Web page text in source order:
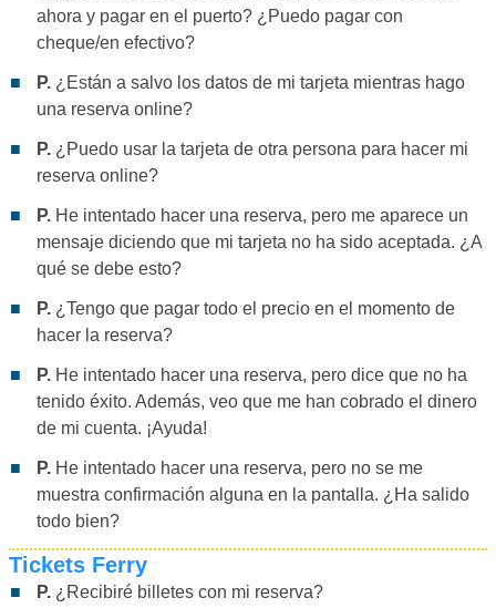
ahora y pagar en el puerto? ¿Puedo pagar con
cheque/en efectivo?
P. ¿Están a salvo los datos de mi tarjeta mientras hago
una reserva online?
P. ¿Puedo usar la tarjeta de otra persona para hacer mi
reserva online?
P. He intentado hacer una reserva, pero me aparece un
mensaje diciendo que mi tarjeta no ha sido aceptada. ¿A
qué se debe esto?
P. ¿Tengo que pagar todo el precio en el momento de
hacer la reserva?
P. He intentado hacer una reserva, pero dice que no ha
tenido éxito. Además, veo que me han cobrado el dinero
de mi cuenta. ¡Ayuda!
P. He intentado hacer una reserva, pero no se me
muestra confirmación alguna en la pantalla. ¿Ha salido
todo bien?
Tickets Ferry
P. ¿Recibiré billetes con mi reserva?